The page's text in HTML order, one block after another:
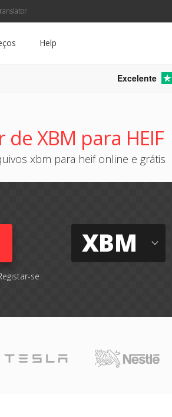
Help
Excelente
de XBM para HEIF
xbm para heif online e grátis
se
XBM